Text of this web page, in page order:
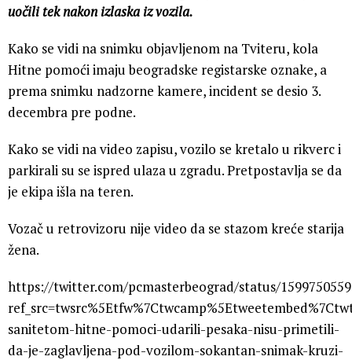
uočili tek nakon izlaska iz vozila.
Kako se vidi na snimku objavljenom na Tviteru, kola
Hitne pomoći imaju beogradske registarske oznake, a
prema snimku nadzorne kamere, incident se desio 3.
decembra pre podne.
Kako se vidi na video zapisu, vozilo se kretalo u rikverc i
parkirali su se ispred ulaza u zgradu. Pretpostavlja se da
je ekipa išla na teren.
Vozač u retrovizoru nije video da se stazom kreće starija
žena.
https://twitter.com/pcmasterbeograd/status/
sanitetom-hitne-pomoci-udarili-pesaka-nisu-primetili-
da-je-zaglavljena-pod-vozilom-sokantan-snimak-kruzi-